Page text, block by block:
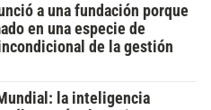
a una fundación porque
en una especie de
de la gestión
la inteligencia